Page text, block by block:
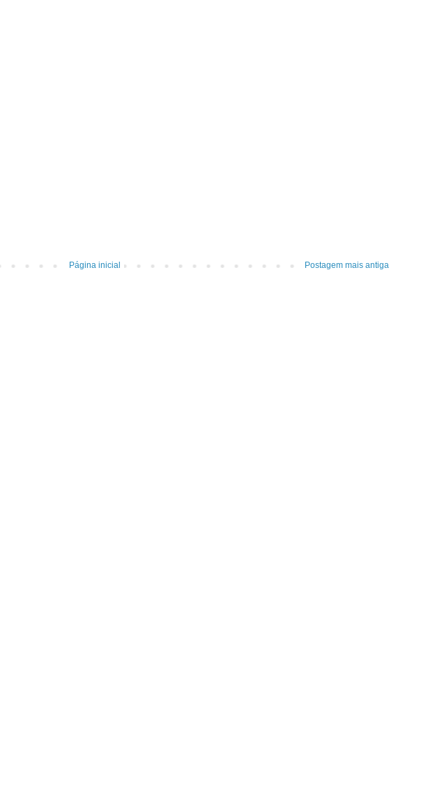
Postagem mais antiga
Página inicial